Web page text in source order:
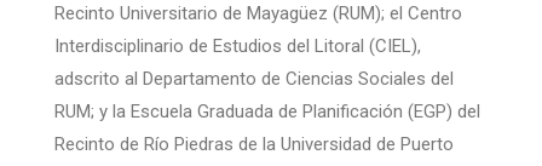
Recinto Universitario de Mayagüez (RUM); el Centro
Interdisciplinario de Estudios del Litoral (CIEL),
adscrito al Departamento de Ciencias Sociales del
RUM; y la Escuela Graduada de Planificación (EGP) del
Recinto de Río Piedras de la Universidad de Puerto